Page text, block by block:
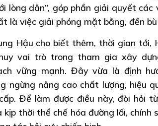
lòng dân”, góp phần giải quyết
là việc giải phóng mặt bằng, đền
Hậu cho biết thêm, thời gian tới,
vai trò trong tham gia xây
vững mạnh. Đây vừa là định
ngừng nâng cao chất lượng, hiệu
Để làm được điều này, đòi hỏi
thời thể chế hóa đường lối, chính